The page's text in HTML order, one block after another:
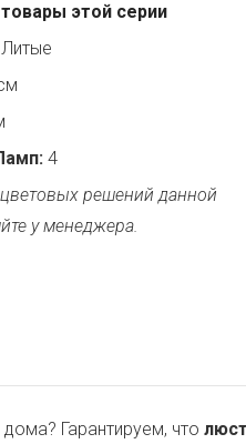
товары этой серии
Литые
4
решений данной
у менеджера.
Гарантируем, что